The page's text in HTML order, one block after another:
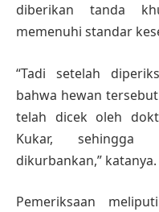
diberikan tanda
memenuhi standar
“Tadi setelah
bahwa hewan
telah dicek oleh
Kukar, sehingga
dikurbankan,” katanya.
Pemeriksaan